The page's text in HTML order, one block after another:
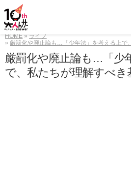
HOME
ライフ
厳罰化や廃止論も…「少年法」を考える上で
厳罰化や廃止論も…「少
で、私たちが理解すべき